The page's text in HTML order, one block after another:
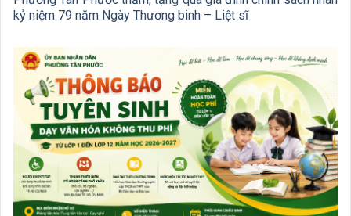
kỷ niệm 79 năm Ngày Thương binh – Liệt sĩ